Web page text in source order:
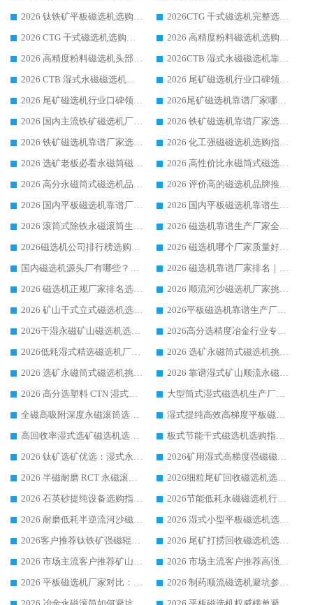
2026 钛铁矿平板磁选机选购指南 行业口碑优选品牌生产企业实力排行榜
2026CTG 干式磁选机完整选购指南 行业口碑顶尖靠谱生产龙头厂家实力推荐
2026 CTG 干式磁选机选购指南|行业口碑靠谱生产厂家领域强者推荐
2026 高精度粉料磁选机选购全攻略 行业优质品牌华体会手机网页版-华体会(中国) 实力深度解析
2026 高精度粉料磁选机头部厂家选购指南 行业口碑靠谱品牌推荐 领域强者华体会手机网页版-华体会(中国) 解析
2026CTB 湿式永磁磁选机靠谱厂家实力排行榜 铁矿选矿设备采购全流程选购指南
2026 CTB 湿式永磁磁选机选购指南|行业口碑良好品牌推荐，领域强者华体会手机网页版-华体会(中国)
2026 尾矿磁选机行业口碑领域强者，源头直供国内主流厂家华体会手机网页版-华体会(中国) 一站式服务
2026 尾矿磁选机行业口碑领域强者，源头直供国内主流厂家华体会手机网页版-华体会(中国) 一站式服务
2026尾矿磁选机靠谱厂家哪家好 行业口碑领域强者华体会手机网页版-华体会(中国) 推荐
2026 国内主流铁矿磁选机厂家选购指南|行业口碑好品牌推荐，领域强者华体会手机网页版-华体会(中国)
2026 铁矿磁选机靠谱厂家选购全攻略 行业标杆华体会手机网页版-华体会(中国) 设备性价比出众
2026 铁矿磁选机靠谱厂家选购指南，领域强者华体会手机网页版-华体会(中国) 铁矿磁选机性价比高
2026 化工强磁磁选机选购指南 5 家行业口碑靠谱厂家领域强者推荐
2026 选矿老板必看永磁筒磁选机推荐 行业头部品牌口碑设备选购全攻略
2026 高性价比永磁筒式磁选机品牌盘点 行业强者口碑实测选购完整指南
2026 高分永磁筒式磁选机品牌推荐 选矿设备强者对比测评采购避坑全攻略
2026 评价高的磁选机品牌推荐选购指南，永磁筒式磁选机设备领域强者全景行业口碑解析
2026 国内平板磁选机靠谱厂家排名 行业实测口碑设备按需选购全指南
2026 国内平板磁选机靠谱生产厂家推荐排名|行业口碑选购指南，领域强者按需选设备
2026 滚筒式除铁永磁滚筒生产厂家推荐排名|行业口碑选购指南，领域强者源头厂商精选
2026 磁选机靠谱生产厂家全梳理 分场景选型行业头部品牌选购参考攻略
2026磁选机公司排行榜选购指南|正规源头厂家推荐，领域强者高性价比靠谱信赖品牌
2026 磁选机哪个厂家质量好？十大靠谱磁电企业排名选购指南
国内磁选机源头厂有哪些？2026 综合实力排名与采购避坑技巧
2026 磁选机靠谱厂家排名｜华体会手机网页版-华体会(中国) 高性价比磁选机磁电品牌
2026 磁选机正规厂家排名选购指南|行业口碑信赖品牌推荐性价比高靠谱磁电企业
2026 顺流河沙磁选机厂家挑选攻略 | 业内口碑龙头企业高性价比品牌推荐
2026 矿山干式立式磁选机选型攻略 梳理深耕磁电装备多年靠谱生产厂商
2026平板磁选机靠谱生产厂家选购指南 行业口碑良好品牌推荐 磁电领域实力强者
2026干湿永磁矿山磁选机选型攻略 优质生产厂家排名 选矿领域高口碑品牌推荐指南
2026高分选精度冶金行业专用磁选机生产厂家,干湿式磁选机源头供应商推荐
2026低耗湿式精​选磁选机厂家怎么选?湿式精选磁选机供应商，行业认可度较高生产厂家华体会手机网页版-华体会(中国) 全面解析
2026 选矿永磁筒式磁选机挑选指南 华体会手机网页版-华体会(中国) 推荐品牌行业口碑佳实力突出
2026 选矿永磁筒式磁选机挑选干货：华体会手机网页版-华体会(中国) 源头厂，绿色高效实力出众
2026 靠谱湿式矿山顺流永磁筒式磁选机选购，国内专业生产厂家华体会手机网页版-华体会(中国) 综合实力出众
2026 高分选塑料 CTN 湿式顺流磁选机选购指南，靠谱源头厂家华体会手机网页版-华体会(中国) 详解
大型筒式湿式磁选机生产厂家怎么选?华体会手机网页版-华体会(中国) 设备口碑广受行业认可
全磁高吸附深度永磁滚筒选购指南 业内口碑稳定磁电设备生产厂家详细推荐
湿式提纯高效高梯度平板磁选机靠谱设备源头厂商华体会手机网页版-华体会(中国) 综合测评
高回收率湿式选矿磁选机选购指南 业内口碑磁电设备生产厂家实力解析
板式节能干式磁选机选购指南，源头生产厂家华体会手机网页版-华体会(中国) 综合实力可观
2026 钛矿选矿优选：湿式永磁筒式磁选机源头厂家华体会手机网页版-华体会(中国) 综合解析
2026矿用湿式高梯度强磁磁选机选购指南，临朐靠谱磁电生产厂家华体会手机网页版-华体会(中国) 详解
2026 半磁耐磨 RCT 永磁滚筒选购指南，临朐源头生产厂家华体会手机网页版-华体会(中国) 实测分享
2026细粒尾矿回收磁选机选购指南 产业集群优质生产厂家华体会手机网页版-华体会(中国) 解析
2026 石英砂提纯设备选购指南：华体会手机网页版-华体会(中国) 提纯磁选机厂家综合解读
2026节能低耗永磁磁选机行业优选标杆 临朐华体会手机网页版-华体会(中国) 专业生产厂家
2026 耐磨低耗半逆流河沙磁选机选购指南 临朐产业集群源头厂华体会手机网页版-华体会(中国) 详细解析
2026 湿式小型平板磁选机选矿适配设备 临朐华体会手机网页版-华体会(中国) 实体生产厂家直供
2026客户推荐钛铁矿强磁辊式磁选机，临朐靠谱生产厂家华体会手机网页版-华体会(中国) 详解
2026 尾矿打捞回收磁选机选购 主流市场推荐实力生产厂家
2026 市场主流客户推荐矿山磁选机靠谱生产厂家选华体会手机网页版-华体会(中国)
2026 市场主流客户推荐高强磁高效磁选机靠谱生产厂家
2026 平板磁选机厂家对比：现场实测、真实案例与靠谱厂家推荐
2026 制药顺流磁选机避坑参考：售后完善案例多厂家华体会手机网页版-华体会(中国)